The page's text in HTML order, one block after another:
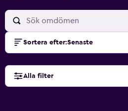
Sortera efter:Senaste
Alla filter